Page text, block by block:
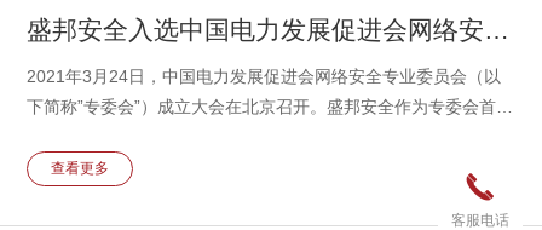
盛邦安全入选中国电力发展促进会网络安全专业委员会首批会员单位
2021年3月24日，中国电力发展促进会网络安全专业委员会（以
下简称”专委会”）成立大会在北京召开。盛邦安全作为专委会首批
查看更多

客服电话